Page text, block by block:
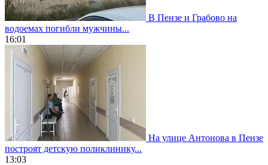
В Пензе и Грабово на
водоемах погибли мужчины...
16:01
На улице Антонова в Пензе
построят детскую поликлинику...
13:03